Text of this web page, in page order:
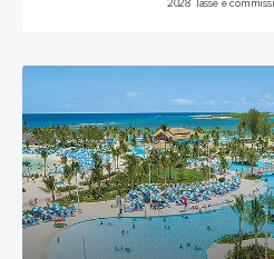
2028 Tasse e